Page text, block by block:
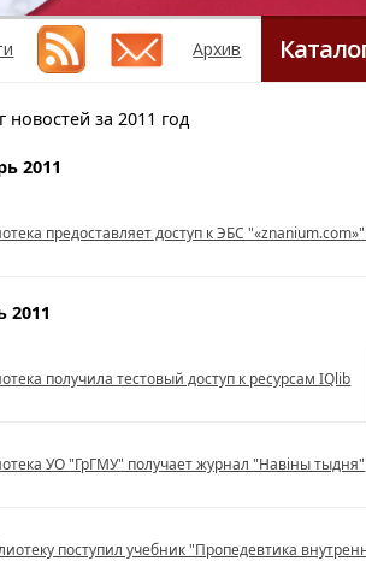
Архив
новостей за 2011 год
2011
предоставляет доступ к ЭБС
2011
получила тестовый доступ к ресурсам IQlib
УО "ГрГМУ" получает журнал "Навiны тыдня"
поступил учебник "Пропедевтика